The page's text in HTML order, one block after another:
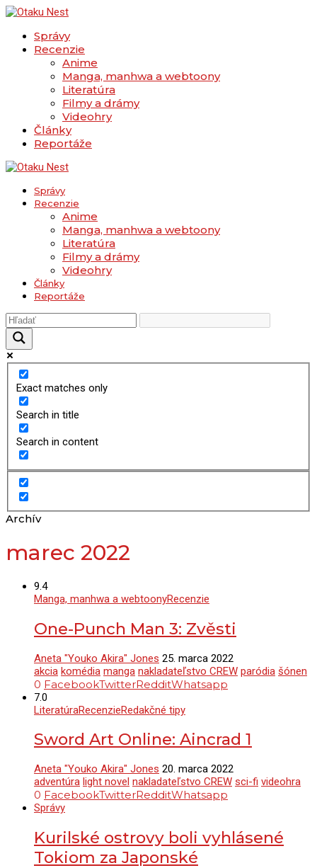
Správy
Recenzie
Anime
Manga, manhwa a webtoony
Literatúra
Filmy a drámy
Videohry
Články
Reportáže
Správy
Recenzie
Anime
Manga, manhwa a webtoony
Literatúra
Filmy a drámy
Videohry
Články
Reportáže
Exact matches only
Search in title
Search in content
Archív
marec 2022
9.4
Manga, manhwa a webtoonyRecenzie
One-Punch Man 3: Zvěsti
Aneta "Youko Akira" Jones 25. marca 2022
akcia komédia manga nakladateľstvo CREW paródia šónen
0 FacebookTwitterRedditWhatsapp
7.0
LiteratúraRecenzieRedakčné tipy
Sword Art Online: Aincrad 1
Aneta "Youko Akira" Jones 20. marca 2022
adventúra light novel nakladateľstvo CREW sci-fi videohra
0 FacebookTwitterRedditWhatsapp
Správy
Kurilské ostrovy boli vyhlásené
Tokiom za Japonské